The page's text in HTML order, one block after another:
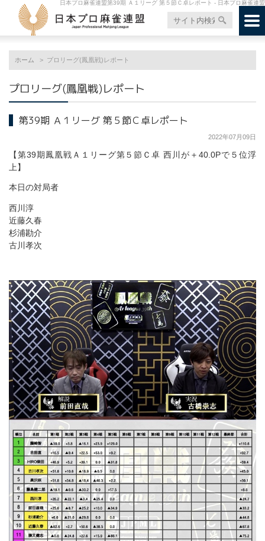
日本プロ麻雀連盟第39期 Ａ１リーグ 第５節Ｃ卓レポート - 日本プロ麻雀連盟
ホーム プロリーグ(鳳凰戦)レポート
プロリーグ(鳳凰戦)レポート
第39期 Ａ１リーグ 第５節Ｃ卓レポート
2022年07月09日
【第39期鳳凰戦Ａ１リーグ第５節Ｃ卓 西川が＋40.0Pで５位浮
上】
本日の対局者
西川淳
近藤久春
杉浦勘介
古川孝次